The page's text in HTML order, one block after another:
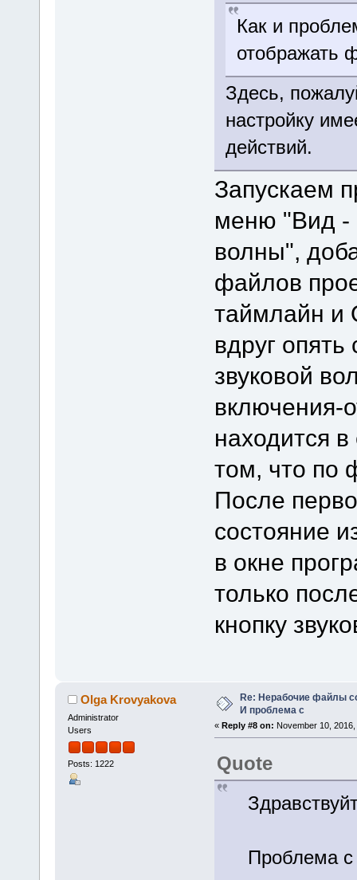
Как и
отображать
Здесь,
настройку
действий.
Запускаем
меню "Вид -
волны",
файлов
таймлайн и
вдруг
звуковой
включения-
находится
том, что по
После
состояние
в окне
только
кнопку
Olga Krovyakova
Administrator
Users
Posts: 1222
Re: Нерабочие файлы
И проблема с
« Reply #8 on: November 10,
Quote
Проблема с